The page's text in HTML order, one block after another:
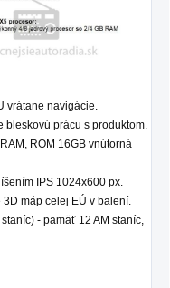
vrátane navigácie.
bleskovú prácu s produktom.
ROM 16GB vnútorná
IPS 1024x600 px.
máp celej EÚ v balení.
- pamäť 12 AM staníc,